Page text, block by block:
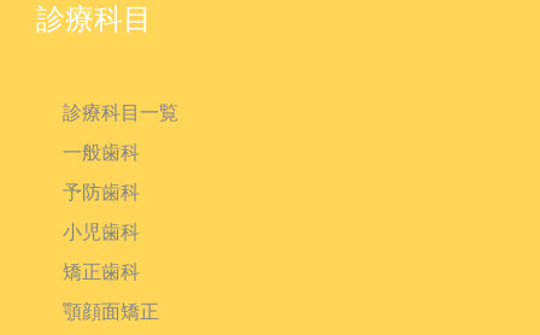
診療科目
診療科目一覧
一般歯科
予防歯科
小児歯科
矯正歯科
顎顔面矯正